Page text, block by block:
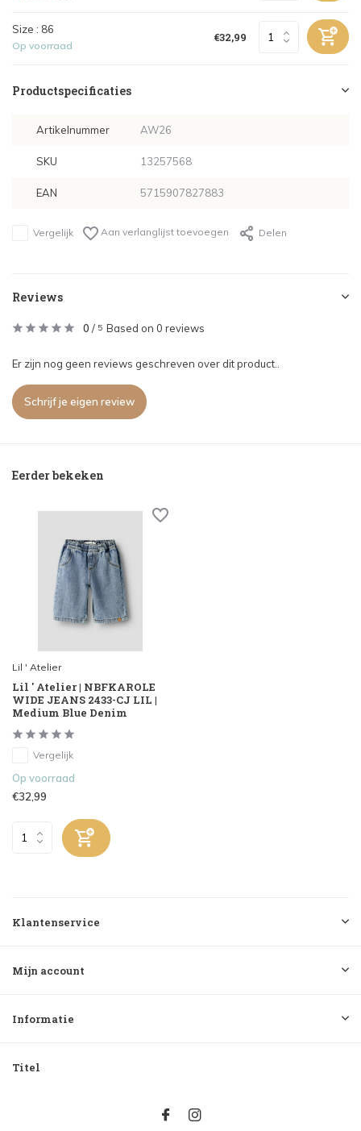
Size : 86
Op voorraad
€32,99
Productspecificaties
Artikelnummer AW26
SKU 13257568
EAN 5715907827883
Vergelijk Aan verlanglijst toevoegen Delen
Reviews
0 / 5 Based on 0 reviews
Er zijn nog geen reviews geschreven over dit product..
Schrijf je eigen review
Eerder bekeken
Lil ' Atelier
Lil ' Atelier | NBFKAROLE
WIDE JEANS 2433-CJ LIL |
Medium Blue Denim
Vergelijk
Op voorraad
€32,99
Klantenservice
Mijn account
Informatie
Titel